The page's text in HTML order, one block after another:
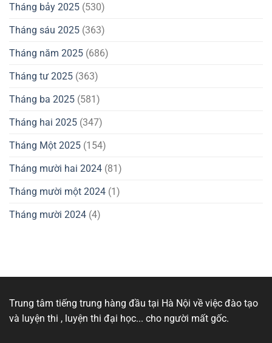
Tháng bảy 2025 (530)
Tháng sáu 2025 (363)
Tháng năm 2025 (686)
Tháng tư 2025 (363)
Tháng ba 2025 (581)
Tháng hai 2025 (347)
Tháng Một 2025 (154)
Tháng mười hai 2024 (81)
Tháng mười một 2024 (1)
Tháng mười 2024 (4)
Trung tâm tiếng trung hàng đầu tại Hà Nội về việc đào tạo
và luyện thi , luyện thi đại học... cho người mất gốc.